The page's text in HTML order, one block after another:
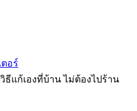
อร์
ธีแก้เองที่บ้าน ไม่ต้องไปร้าน